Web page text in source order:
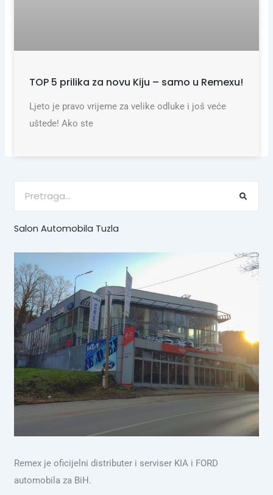
TOP 5 prilika za novu Kiju – samo u Remexu!
Ljeto je pravo vrijeme za velike odluke i još veće
uštede! Ako ste
Salon Automobila Tuzla
Remex je oficijelni distributer i serviser KIA i FORD
automobila za BiH.